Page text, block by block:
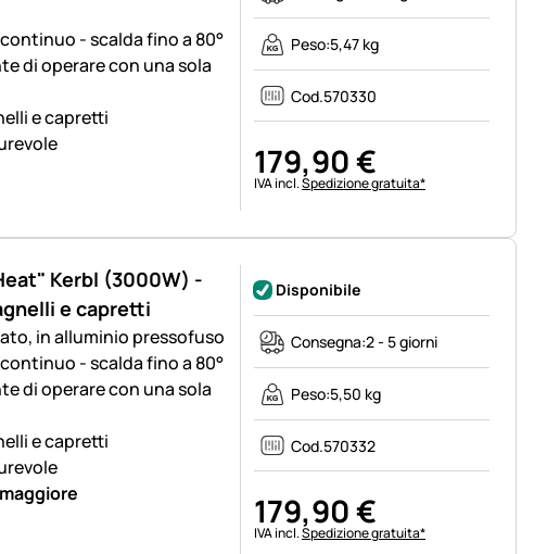
- scalda fino a 80°
di operare con una sola
e capretti
Peso:5,47 kg
Cod.570330
179,90€
Informazioni fiscali:
IVA incl.Spedizione gratuita*
Kerbl (3000W) -
e capretti
in alluminio pressofuso
- scalda fino a 80°
di operare con una sola
e capretti
Disponibile
Consegna:2 - 5 giorni
Peso:5,50 kg
Cod.570332
179,90€
Informazioni fiscali:
IVA incl.Spedizione gratuita*